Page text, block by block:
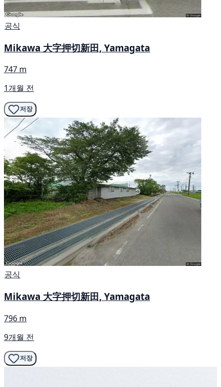
공식
Mikawa 大字押切新田, Yamagata
747 m
1개월 전
저장
공식
Mikawa 大字押切新田, Yamagata
796 m
9개월 전
저장